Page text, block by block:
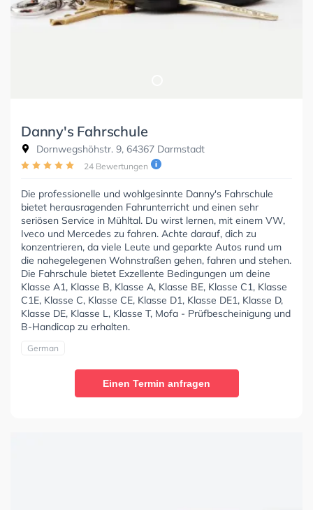
Danny's Fahrschule
Dornwegshöhstr. 9, 64367 Darmstadt
24 Bewertungen
Die professionelle und wohlgesinnte Danny's Fahrschule
bietet herausragenden Fahrunterricht und einen sehr
seriösen Service in Mühltal. Du wirst lernen, mit einem VW,
Iveco und Mercedes zu fahren. Achte darauf, dich zu
konzentrieren, da viele Leute und geparkte Autos rund um
die nahegelegenen Wohnstraßen gehen, fahren und stehen.
Die Fahrschule bietet Exzellente Bedingungen um deine
Klasse A1, Klasse B, Klasse A, Klasse BE, Klasse C1, Klasse
C1E, Klasse C, Klasse CE, Klasse D1, Klasse DE1, Klasse D,
Klasse DE, Klasse L, Klasse T, Mofa - Prüfbescheinigung und
B-Handicap zu erhalten.
German
Einen Termin anfragen